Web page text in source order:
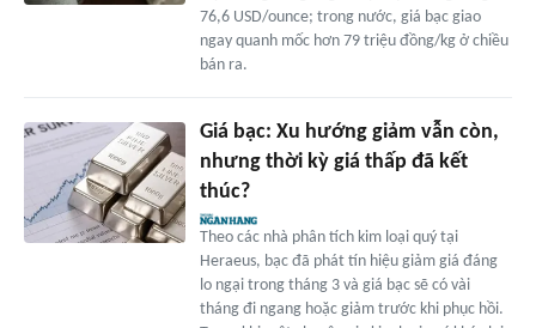
76,6 USD/ounce; trong nước, giá bạc giao
ngay quanh mốc hơn 79 triệu đồng/kg ở chiều
bán ra.
Giá bạc: Xu hướng giảm vẫn còn,
nhưng thời kỳ giá thấp đã kết
thúc?
Theo các nhà phân tích kim loại quý tại
Heraeus, bạc đã phát tín hiệu giảm giá đáng
lo ngại trong tháng 3 và giá bạc sẽ có vài
tháng đi ngang hoặc giảm trước khi phục hồi.